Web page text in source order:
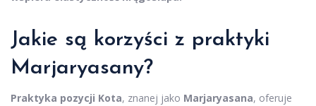
Jakie są korzyści z praktyki
Marjaryasany?
Praktyka pozycji Kota, znanej jako Marjaryasana, oferuje